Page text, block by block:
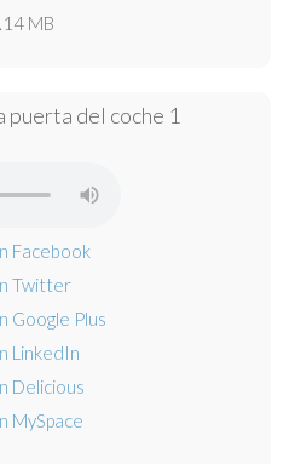
MB
del coche 1